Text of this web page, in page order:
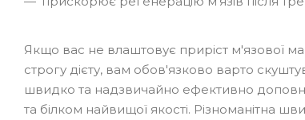
Якщо вас не влаштовує приріст м'язової
строгу дієту, вам обов'язково варто
швидко та надзвичайно ефективно
та білком найвищої якості. Різноманітна